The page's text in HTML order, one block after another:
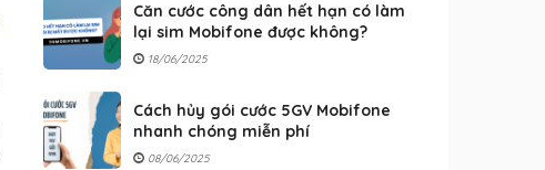
Căn cước công dân hết hạn có làm
lại sim Mobifone được không?
18/06/2025
Cách hủy gói cước 5GV Mobifone
nhanh chóng miễn phí
08/06/2025